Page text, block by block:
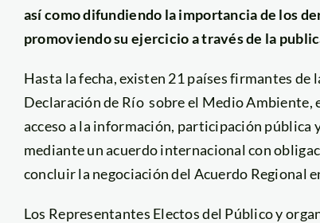
así como difundiendo la importancia de los
promoviendo su ejercicio a través de la
Hasta la fecha, existen 21 países firmantes
Declaración de Río sobre el Medio Ambiente,
acceso a la información, participación pública
mediante un acuerdo internacional con
concluir la negociación del Acuerdo Regional
Los Representantes Electos del Público y